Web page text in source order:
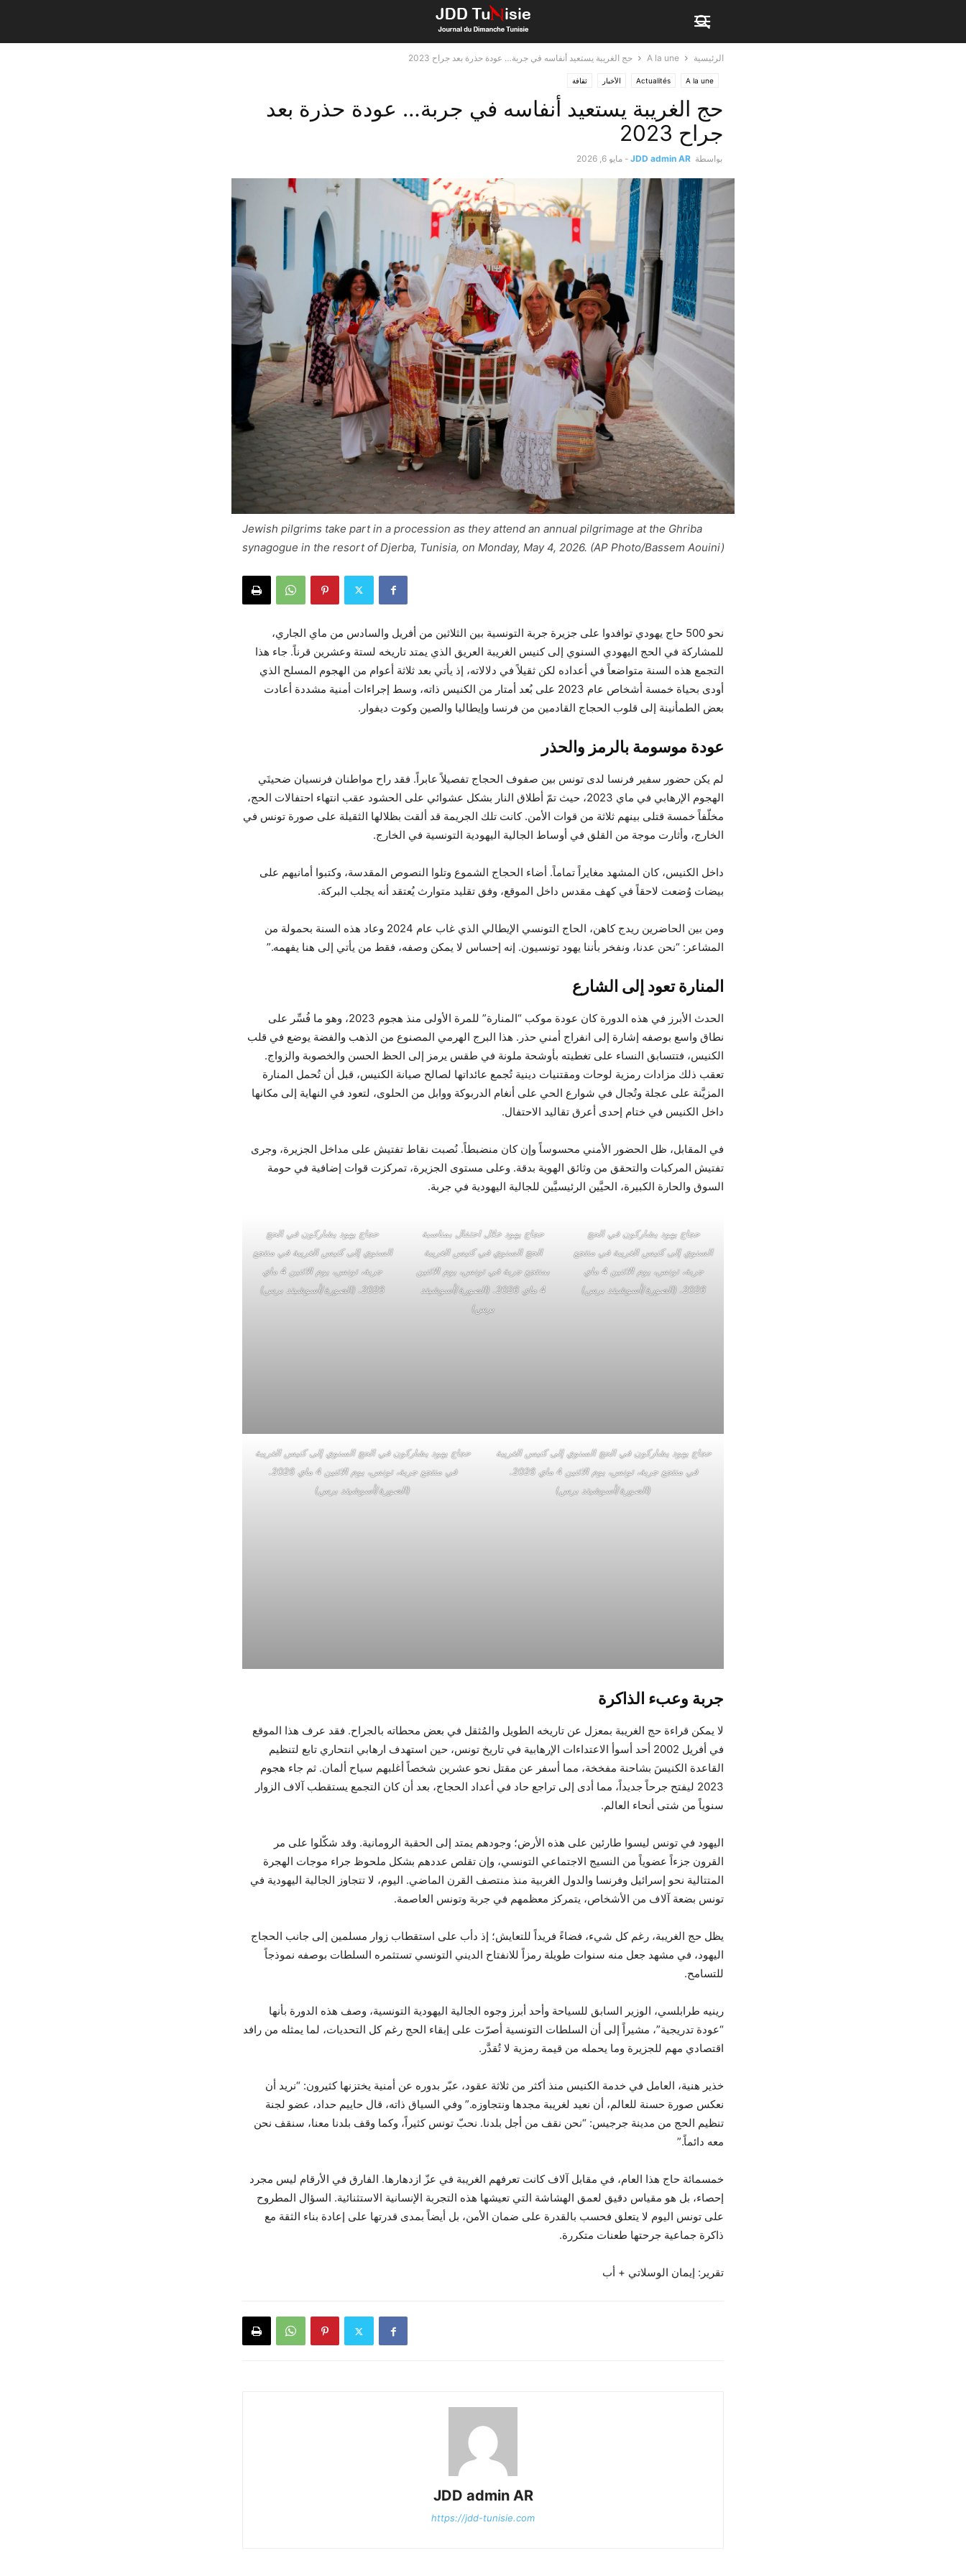
الرئيسية A la une حج الغريبة يستعيد أنفاسه في جربة… عودة حذرة بعد جراح 2023
A la une
Actualités الأخبار ثقافة
حج الغريبة يستعيد أنفاسه في جربة… عودة حذرة بعد
جراح 2023
بواسطة JDD admin AR
- مايو 6, 2026
Jewish pilgrims take part in a procession as they attend an annual pilgrimage at the Ghriba
synagogue in the resort of Djerba, Tunisia, on Monday, May 4, 2026. (AP Photo/Bassem Aouini)
نحو 500 حاج يهودي توافدوا على جزيرة جربة التونسية بين الثلاثين من أفريل والسادس من ماي الجاري،
للمشاركة في الحج اليهودي السنوي إلى كنيس الغريبة العريق الذي يمتد تاريخه لستة وعشرين قرناً. جاء هذا
التجمع هذه السنة متواضعاً في أعداده لكن ثقيلاً في دلالاته، إذ يأتي بعد ثلاثة أعوام من الهجوم المسلح الذي
أودى بحياة خمسة أشخاص عام 2023 على بُعد أمتار من الكنيس ذاته، وسط إجراءات أمنية مشددة أعادت
بعض الطمأنينة إلى قلوب الحجاج القادمين من فرنسا وإيطاليا والصين وكوت ديفوار.
عودة موسومة بالرمز والحذر
لم يكن حضور سفير فرنسا لدى تونس بين صفوف الحجاج تفصيلاً عابراً. فقد راح مواطنان فرنسيان ضحيتَي
الهجوم الإرهابي في ماي 2023، حيث تمّ أطلاق النار بشكل عشوائي على الحشود عقب انتهاء احتفالات الحج،
مخلّفاً خمسة قتلى بينهم ثلاثة من قوات الأمن. كانت تلك الجريمة قد ألقت بظلالها الثقيلة على صورة تونس في
الخارج، وأثارت موجة من القلق في أوساط الجالية اليهودية التونسية في الخارج.
داخل الكنيس، كان المشهد مغايراً تماماً. أضاء الحجاج الشموع وتلوا النصوص المقدسة، وكتبوا أمانيهم على
بيضات وُضعت لاحقاً في كهف مقدس داخل الموقع، وفق تقليد متوارث يُعتقد أنه يجلب البركة.
ومن بين الحاضرين ريدج كاهن، الحاج التونسي الإيطالي الذي غاب عام 2024 وعاد هذه السنة بحمولة من
المشاعر: “نحن عدنا، ونفخر بأننا يهود تونسيون. إنه إحساس لا يمكن وصفه، فقط من يأتي إلى هنا يفهمه.”
المنارة تعود إلى الشارع
الحدث الأبرز في هذه الدورة كان عودة موكب “المنارة” للمرة الأولى منذ هجوم 2023، وهو ما فُسِّر على
نطاق واسع بوصفه إشارة إلى انفراج أمني حذر. هذا البرج الهرمي المصنوع من الذهب والفضة يوضع في قلب
الكنيس، فتتسابق النساء على تغطيته بأوشحة ملونة في طقس يرمز إلى الحظ الحسن والخصوبة والزواج.
تعقب ذلك مزادات رمزية لوحات ومقتنيات دينية تُجمع عائداتها لصالح صيانة الكنيس، قبل أن تُحمل المنارة
المزيَّنة على عجلة وتُجال في شوارع الحي على أنغام الدربوكة ووابل من الحلوى، لتعود في النهاية إلى مكانها
داخل الكنيس في ختام إحدى أعرق تقاليد الاحتفال.
في المقابل، ظل الحضور الأمني محسوساً وإن كان منضبطاً. نُصبت نقاط تفتيش على مداخل الجزيرة، وجرى
تفتيش المركبات والتحقق من وثائق الهوية بدقة. وعلى مستوى الجزيرة، تمركزت قوات إضافية في حومة
السوق والحارة الكبيرة، الحيَّين الرئيسيَّين للجالية اليهودية في جربة.
حجاج يهود يشاركون في الحج
السنوي إلى كنيس الغريبة في منتجع
جربة، تونس، يوم الاثنين 4 ماي
2026. (الصورة/أسوشيتد برس)
حجاج يهود خلال احتفال بمناسبة
الحج السنوي في كنيس الغريبة
بمنتجع جربة في تونس، يوم الاثنين
4 ماي 2026. (الصورة/أسوشيتد
برس)
حجاج يهود يشاركون في الحج
السنوي إلى كنيس الغريبة في منتجع
جربة، تونس، يوم الاثنين 4 ماي
2026. (الصورة/أسوشيتد برس)
حجاج يهود يشاركون في الحج السنوي إلى كنيس الغريبة
في منتجع جربة، تونس، يوم الاثنين 4 ماي 2026.
(الصورة/أسوشيتد برس)
حجاج يهود يشاركون في الحج السنوي إلى كنيس الغريبة
في منتجع جربة، تونس، يوم الاثنين 4 ماي 2026.
(الصورة/أسوشيتد برس)
جربة وعبء الذاكرة
لا يمكن قراءة حج الغريبة بمعزل عن تاريخه الطويل والمُثقل في بعض محطاته بالجراح. فقد عرف هذا الموقع
في أفريل 2002 أحد أسوأ الاعتداءات الإرهابية في تاريخ تونس، حين استهدف ارهابي انتحاري تابع لتنظيم
القاعدة الكنيسَ بشاحنة مفخخة، مما أسفر عن مقتل نحو عشرين شخصاً أغلبهم سياح ألمان. ثم جاء هجوم
2023 ليفتح جرحاً جديداً، مما أدى إلى تراجع حاد في أعداد الحجاج، بعد أن كان التجمع يستقطب آلاف الزوار
سنوياً من شتى أنحاء العالم.
اليهود في تونس ليسوا طارئين على هذه الأرض؛ وجودهم يمتد إلى الحقبة الرومانية. وقد شكّلوا على مر
القرون جزءاً عضوياً من النسيج الاجتماعي التونسي، وإن تقلص عددهم بشكل ملحوظ جراء موجات الهجرة
المتتالية نحو إسرائيل وفرنسا والدول الغربية منذ منتصف القرن الماضي. اليوم، لا تتجاوز الجالية اليهودية في
تونس بضعة آلاف من الأشخاص، يتمركز معظمهم في جربة وتونس العاصمة.
يظل حج الغريبة، رغم كل شيء، فضاءً فريداً للتعايش؛ إذ دأب على استقطاب زوار مسلمين إلى جانب الحجاج
اليهود، في مشهد جعل منه سنوات طويلة رمزاً للانفتاح الديني التونسي تستثمره السلطات بوصفه نموذجاً
للتسامح.
رينيه طرابلسي، الوزير السابق للسياحة وأحد أبرز وجوه الجالية اليهودية التونسية، وصف هذه الدورة بأنها
“عودة تدريجية”، مشيراً إلى أن السلطات التونسية أصرّت على إبقاء الحج رغم كل التحديات، لما يمثله من رافد
اقتصادي مهم للجزيرة وما يحمله من قيمة رمزية لا تُقدَّر.
خذير هنية، العامل في خدمة الكنيس منذ أكثر من ثلاثة عقود، عبّر بدوره عن أمنية يختزنها كثيرون: “نريد أن
نعكس صورة حسنة للعالم، أن نعيد لغريبة مجدها ونتجاوزه.” وفي السياق ذاته، قال حاييم حداد، عضو لجنة
تنظيم الحج من مدينة جرجيس: “نحن نقف من أجل بلدنا. نحبّ تونس كثيراً، وكما وقف بلدنا معنا، سنقف نحن
معه دائماً.”
خمسمائة حاج هذا العام، في مقابل آلاف كانت تعرفهم الغريبة في عزّ ازدهارها. الفارق في الأرقام ليس مجرد
إحصاء، بل هو مقياس دقيق لعمق الهشاشة التي تعيشها هذه التجربة الإنسانية الاستثنائية. السؤال المطروح
على تونس اليوم لا يتعلق فحسب بالقدرة على ضمان الأمن، بل أيضاً بمدى قدرتها على إعادة بناء الثقة مع
ذاكرة جماعية جرحتها طعنات متكررة.
تقرير: إيمان الوسلاتي + أب
JDD admin AR
https://jdd-tunisie.com